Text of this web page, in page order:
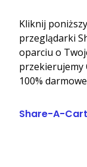
Kliknij
przeglądarki
oparciu o
przekierujemy
100%
Share-A-Cart